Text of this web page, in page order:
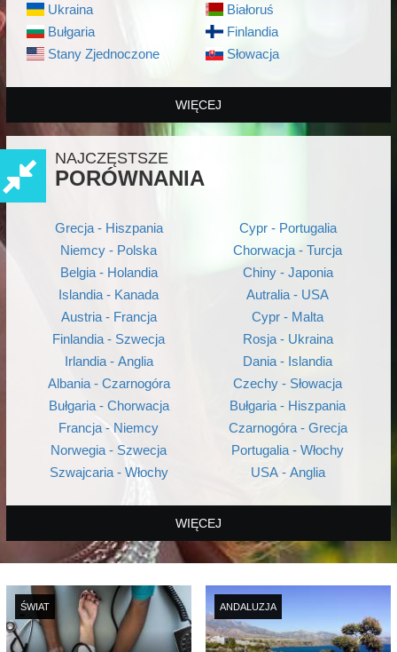
Ukraina
Bułgaria
Stany Zjednoczone
Białoruś
Finlandia
Słowacja
WIĘCEJ
NAJCZĘSTSZE
PORÓWNANIA
Grecja - Hiszpania
Niemcy - Polska
Belgia - Holandia
Islandia - Kanada
Austria - Francja
Finlandia - Szwecja
Irlandia - Anglia
Albania - Czarnogóra
Bułgaria - Chorwacja
Francja - Niemcy
Norwegia - Szwecja
Szwajcaria - Włochy
Cypr - Portugalia
Chorwacja - Turcja
Chiny - Japonia
Autralia - USA
Cypr - Malta
Rosja - Ukraina
Dania - Islandia
Czechy - Słowacja
Bułgaria - Hiszpania
Czarnogóra - Grecja
Portugalia - Włochy
USA - Anglia
WIĘCEJ
ŚWIAT ANDALUZJA